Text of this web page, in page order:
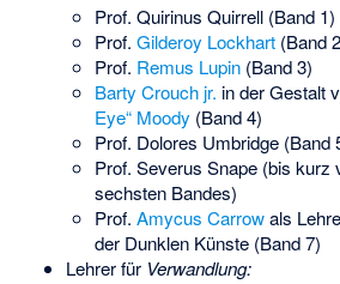
Prof. Quirinus Quirrell (Band 1)
Prof.Gilderoy Lockhart (Band
Prof. Remus Lupin (Band 3)
Barty Crouch jr. in der Gestalt
Eye“ Moody (Band 4)
Prof. Dolores Umbridge (Band
Prof. Severus Snape (bis kurz
sechsten Bandes)
Prof.Amycus Carrowals
der Dunklen Künste (Band 7)
Lehrer für Verwandlung: